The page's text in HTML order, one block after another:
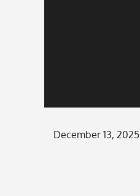
Posted
December 13, 2025